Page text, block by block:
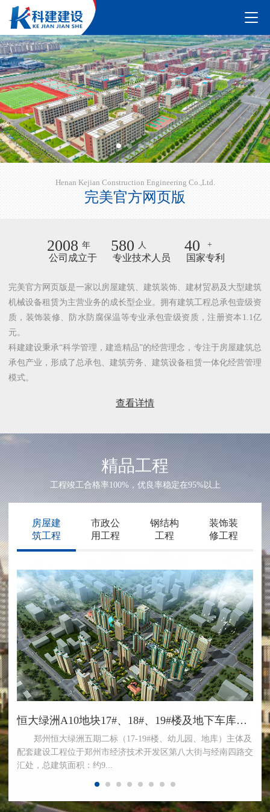
Henan Kejian Construction Engineering Co.,Ltd.
完美官方网页版
2008 年
公司成立于
580 人
专业技术人员
40 +
国家专利
完美官方网页版是一家以房屋建筑、建筑装饰、建材贸易及大型建筑
机械设备租赁为主营业务的成长型企业。拥有建筑工程总承包壹级资
质，装饰装修、防水防腐保温等专业承包壹级资质，注册资本1.1亿
元。
科建建设秉承“科学管理，建造精品”的经营理念，专注于房屋建筑总
承包产业，形成了总承包、建筑劳务、建筑设备租赁一体化经营管理
模式。
查看详情
精品工程
工程竣工合格率100%，优良率稳定在95%以上
房屋建
筑工程
市政公
用工程
钢结构
工程
装饰装
修工程
恒大绿洲A10地块17#、18#、19#楼及地下车库工程
郑州恒大绿洲五期二标（17-19#楼、幼儿园、地库）主体及
配套建设工程位于郑州市经济技术开发区第八大街与经南四路交
汇处，总建筑面积：约9...